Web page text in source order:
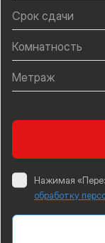
Срок сдачи
Комнатность
Метраж
Нажимая
обработку